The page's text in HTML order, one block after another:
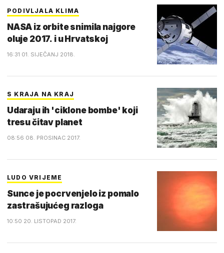
PODIVLJALA KLIMA
NASA iz orbite snimila najgore
oluje 2017. i u Hrvatskoj
16:31 01. SIJEČANJ 2018.
S KRAJA NA KRAJ
Udaraju ih 'ciklone bombe' koji
tresu čitav planet
08:56 08. PROSINAC 2017.
LUDO VRIJEME
Sunce je pocrvenjelo iz pomalo
zastrašujućeg razloga
10:50 20. LISTOPAD 2017.